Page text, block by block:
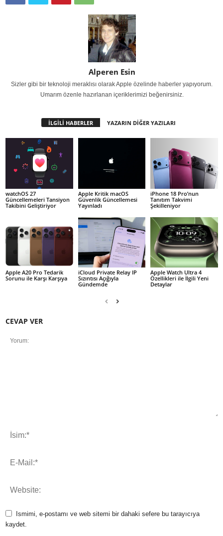
Alperen Esin
Sizler gibi bir teknoloji meraklısı olarak Apple özelinde haberler yapıyorum.
Umarım özenle hazırlanan içeriklerimizi beğenirsiniz.
İLGİLİ HABERLER YAZARIN DİĞER YAZILARI
watchOS 27
Güncellemeleri Tansiyon
Takibini Geliştiriyor
Apple Kritik macOS
Güvenlik Güncellemesi
Yayınladı
iPhone 18 Pro’nun
Tanıtım Takvimi
Şekilleniyor
Apple A20 Pro Tedarik
Sorunu ile Karşı Karşıya
iCloud Private Relay IP
Sızıntısı Açığıyla
Gündemde
Apple Watch Ultra 4
Özellikleri ile İlgili Yeni
Detaylar
CEVAP VER
Ismimi, e-postamı ve web sitemi bir dahaki sefere bu tarayıcıya
kaydet.